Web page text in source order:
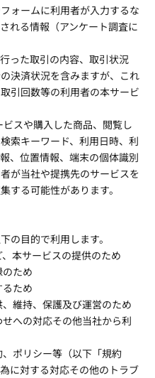
ォームに利用者が入力するな
れる情報（アンケート調査に
った取引の内容、取引状況
決済状況を含みますが、これ
引回数等の利用者の本サービ
スや購入した商品、閲覧し
索キーワード、利用日時、利
、位置情報、端末の個体識別
が当社や提携先のサービスを
する可能性があります。
の目的で利用します。
本サービスの提供のため
ため
ため
維持、保護及び運営のため
への対応その他当社から利
ポリシー等（以下「規約
に対する対応その他のトラブ